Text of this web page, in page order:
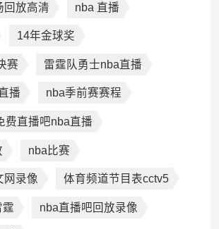
回放高清 nba 直播
14年金球奖
赛 雷霆队勇士nba直播
播 nba季前赛赛程
费直播吧nba直播
nba比赛
网录像 体育频道节目表cctv5
霆 nba直播吧回放录像